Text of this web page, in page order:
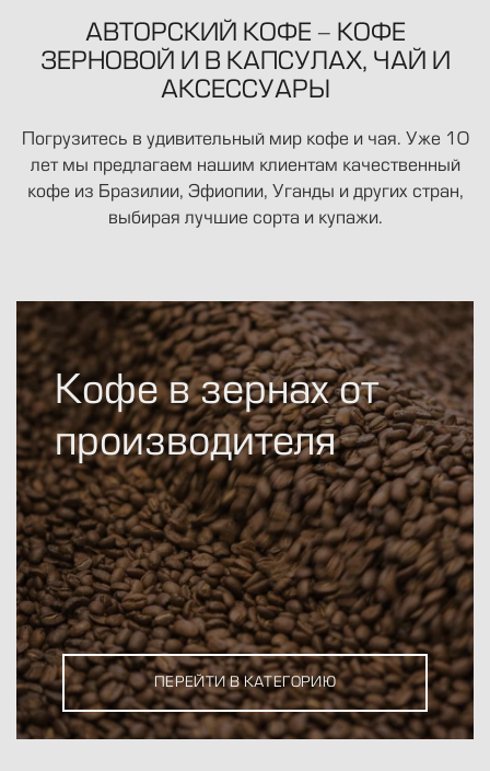
8 812 424-1947
info@avkofe.ru
Пн.-Пт., 10-19
АВТОРСКИЙ КОФЕ - КОФЕ
ЗЕРНОВОЙ И В КАПСУЛАХ, ЧАЙ И
АКСЕССУАРЫ
Погрузитесь в удивительный мир кофе и чая. Уже 10
лет мы предлагаем нашим клиентам качественный
кофе из Бразилии, Эфиопии, Уганды и других стран,
выбирая лучшие сорта и купажи.
Кофе в зернах от
производителя
ПЕРЕЙТИ В КАТЕГОРИЮ